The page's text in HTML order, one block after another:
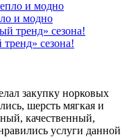
и модно
сезона!
закупку норковых
шерсть мягкая и
качественный,
услуги данной